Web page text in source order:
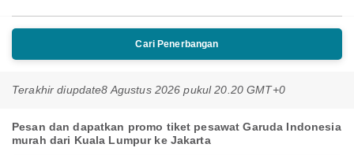
Cari Penerbangan
Terakhir diupdate8 Agustus 2026 pukul 20.20 GMT+0
Pesan dan dapatkan promo tiket pesawat Garuda Indonesia
murah dari Kuala Lumpur ke Jakarta